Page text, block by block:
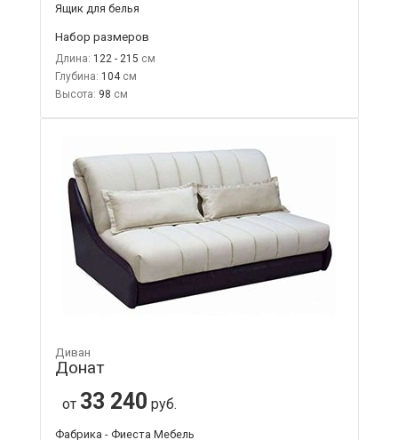
Ящик для белья
Набор размеров
Длина: 122 - 215
Глубина: 104
Высота: 98
Диван
Донат
от 33 240 руб.
Фабрика - Фиеста Мебель